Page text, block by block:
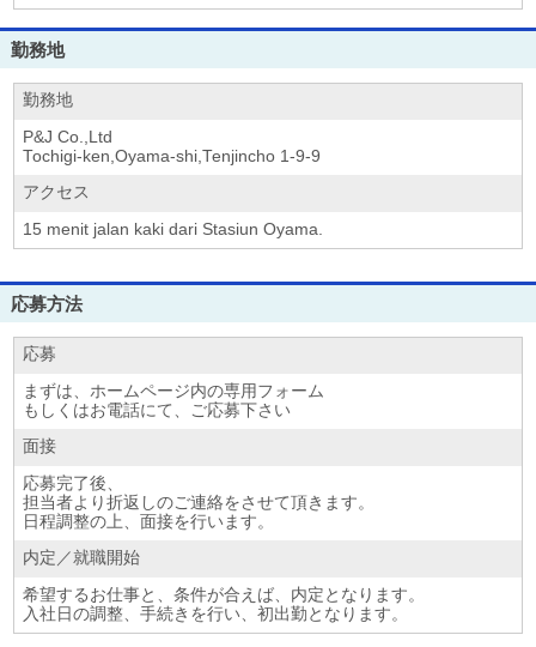
勤務地
勤務地
P&J Co.,Ltd
Tochigi-ken,Oyama-shi,Tenjincho 1-9-9
アクセス
15 menit jalan kaki dari Stasiun Oyama.
応募方法
応募
まずは、ホームページ内の専用フォーム
もしくはお電話にて、ご応募下さい
面接
応募完了後、
担当者より折返しのご連絡をさせて頂きます。
日程調整の上、面接を行います。
内定／就職開始
希望するお仕事と、条件が合えば、内定となります。
入社日の調整、手続きを行い、初出勤となります。